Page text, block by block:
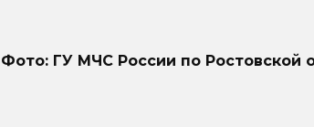
Фото: ГУ МЧС России по Ростовской